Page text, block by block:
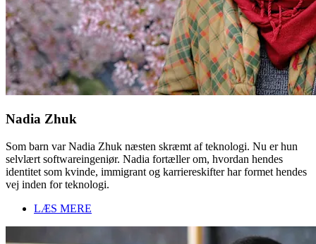
Nadia Zhuk
Som barn var Nadia Zhuk næsten skræmt af teknologi. Nu er hun
selvlært softwareingeniør. Nadia fortæller om, hvordan hendes
identitet som kvinde, immigrant og karriereskifter har formet hendes
vej inden for teknologi.
LÆS MERE